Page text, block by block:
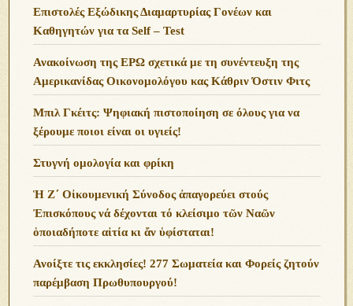
Επιστολές Εξώδικης Διαμαρτυρίας Γονέων και
Καθηγητών για τα Self – Test
Ανακοίνωση της ΕΡΩ σχετικά με τη συνέντευξη της
Αμερικανίδας Οικονομολόγου κας Κάθριν Όστιν Φιτς
Μπιλ Γκέιτς: Ψηφιακή πιστοποίηση σε όλους για να
ξέρουμε ποιοι είναι οι υγιείς!
Στυγνή ομολογία και φρίκη
Ἡ Ζ΄ Οἰκουμενική Σύνοδος ἀπαγορεύει στούς
Ἐπισκόπους νά δέχονται τό κλείσιμο τῶν Ναῶν
ὁποιαδήποτε αἰτία κι ἄν ὑφίσταται!
Ανoίξτε τις εκκλησίες! 277 Σωματεία και Φορείς ζητούν
παρέμβαση Πρωθυπουργού!